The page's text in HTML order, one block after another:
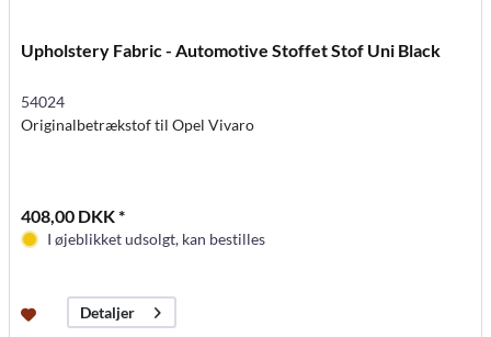
Upholstery Fabric - Automotive Stoffet Stof Uni Black
54024
Originalbetrækstof til Opel Vivaro
408,00 DKK *
I øjeblikket udsolgt, kan bestilles
Detaljer